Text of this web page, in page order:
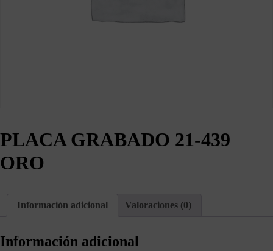
PLACA GRABADO 21-439
ORO
Información adicional Valoraciones (0)
Información adicional